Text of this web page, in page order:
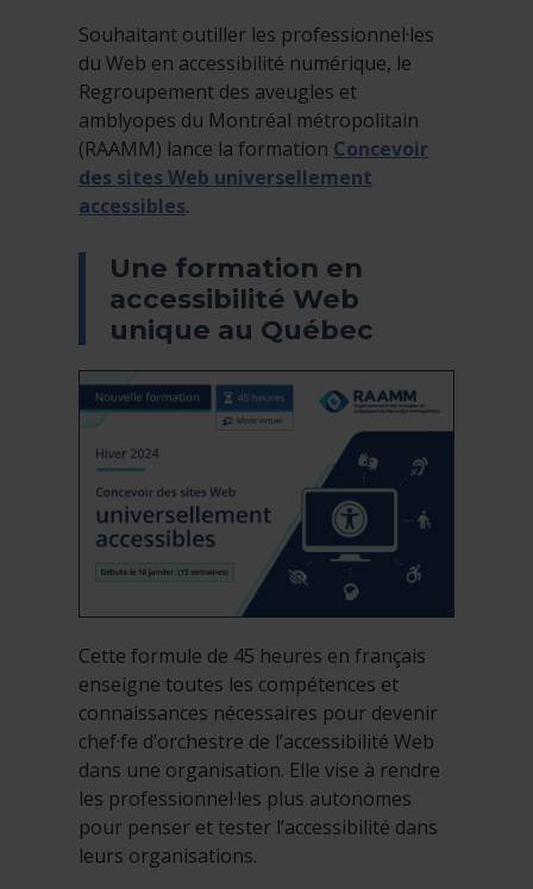
Souhaitant outiller les professionnel·les
du Web en accessibilité numérique, le
Regroupement des aveugles et
amblyopes du Montréal métropolitain
(RAAMM) lance la formation Concevoir
des sites Web universellement
accessibles.
Une formation en
accessibilité Web
unique au Québec
Cette formule de 45 heures en français
enseigne toutes les compétences et
connaissances nécessaires pour devenir
chef·fe d’orchestre de l’accessibilité Web
dans une organisation. Elle vise à rendre
les professionnel·les plus autonomes
pour penser et tester l’accessibilité dans
leurs organisations.